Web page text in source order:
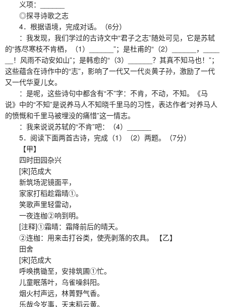
义项：______
◎探寻诗歌之志
4．根据语境，完成对话。（6分）
：我发现，我们学过的古诗文中“君子之志”随处可见，它是苏轼
的“拣尽寒枝不肯栖，（1）______”；是杜甫的“（2）______，____
__！风雨不动安如山”；是韩愈的“（3）______？其真不知马也！”；
这些蕴含在诗作中的“志”，影响了一代又一代炎黄子孙，激励了一代
又一代华夏儿女。
：是呢，这些诗句中都含有“不”字：不肯，不动，不知。《马
说》中的“不知”是说养马人不知晓千里马的习性，表达作者“对养马人
的愤慨和千里马被埋没的痛惜”这一情志。
：我来说说苏轼的“不肯”吧：（4）______
5．阅读下面两首古诗，完成（1）（2）两题。（7分）
【甲】
四时田园杂兴
[宋]范成大
新筑场泥镜面平，
家家打稻趁霜晴①。
笑歌声里轻雷动，
一夜连枷②响到明。
[注释]①霜晴：霜降前后的晴天。
②连枷：用来击打谷类，使壳剥落的农具。 【乙】
田舍
[宋]范成大
呼唤携锄至，安排筑圃①忙。
儿童眠落叶，乌雀噪斜阳。
烟火村声远，林菁野气香。
乐哉今岁事，天末稻云黄。